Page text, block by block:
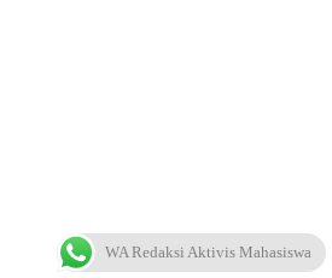
WA Redaksi Aktivis Mahasiswa